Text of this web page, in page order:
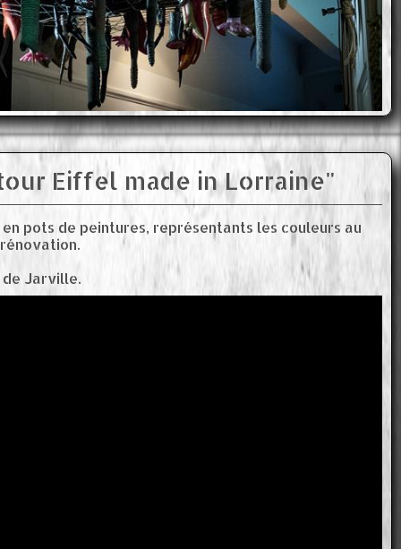
Eiffel made in Lorraine"
pots de peintures, représentants les couleurs au
Jarville.